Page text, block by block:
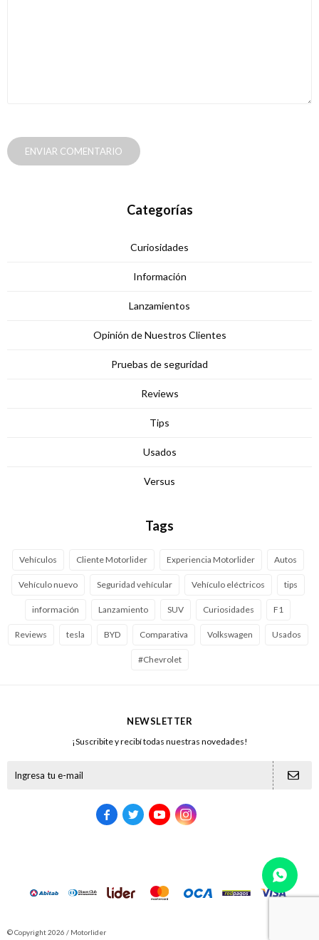
ENVIAR COMENTARIO
Categorías
Curiosidades
Información
Lanzamientos
Opinión de Nuestros Clientes
Pruebas de seguridad
Reviews
Tips
Usados
Versus
Tags
Vehículos Cliente Motorlider Experiencia Motorlider Autos
Vehículo nuevo Seguridad vehícular Vehículo eléctricos tips
información Lanzamiento SUV Curiosidades F1
Reviews tesla BYD Comparativa Volkswagen Usados
#Chevrolet
NEWSLETTER
¡Suscribite y recibí todas nuestras novedades!
   
© Copyright 2026 / Motorlider